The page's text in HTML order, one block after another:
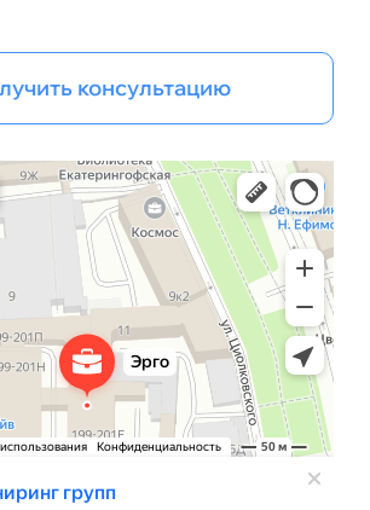
консультацию
Санкт‑Петербурге
в Санкт‑Петербурге